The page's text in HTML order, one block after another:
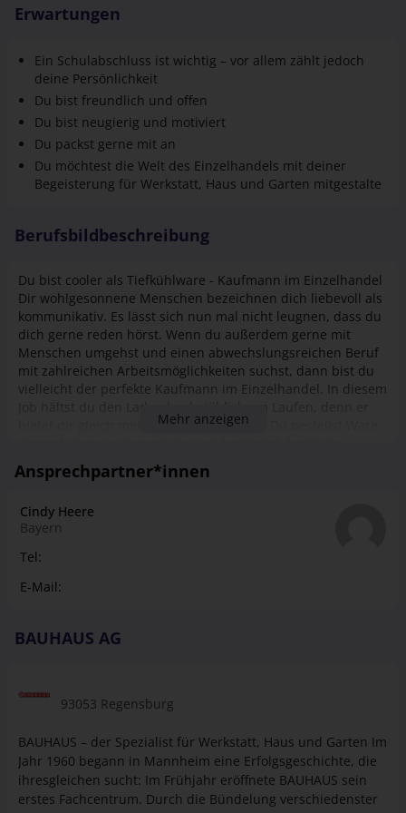
Erwartungen
Ein Schulabschluss ist wichtig – vor allem zählt jedoch
deine Persönlichkeit
Du bist freundlich und offen
Du bist neugierig und motiviert
Du packst gerne mit an
Du möchtest die Welt des Einzel­handels mit deiner
Begeisterung für Werkstatt, Haus und Garten mitgestalte
Berufsbildbeschreibung
Du bist cooler als Tiefkühlware - Kaufmann im Einzelhandel
Dir wohlgesonnene Menschen bezeichnen dich liebevoll als
kommunikativ. Es lässt sich nun mal nicht leugnen, dass du
dich gerne reden hörst. Wenn du außerdem gerne mit
Menschen umgehst und einen abwechslungsreichen Beruf
mit zahlreichen Arbeitsmöglichkeiten suchst, dann bist du
vielleicht der perfekte Kaufmann im Einzelhandel. In diesem
bietet dir gleich mehrere Einsatzgebiete. Du bestellst Ware,
Regale. Kunden berätst du fachkundig, bleibst auch bei den
ausgefallensten Anliegen oder Wünschen stets cool und
Kasse klingeln. Schon während deiner Ausbildung
unterstützen wir dich mit individuellen Weiter­bildungs­
möglichkeiten und machen aus dir einen echten Profi für
zeuge/Maschinen -Elektro/Leuchten/Elektro­installation -
Mehr anzeigen
Ansprechpartner*innen
Cindy Heere
Bayern
Tel:
E-Mail:
BAUHAUS AG
93053 Regensburg
BAUHAUS – der Spezialist für Werkstatt, Haus und Garten Im
Jahr 1960 begann in Mannheim eine Erfolgsgeschichte, die
ihresgleichen sucht: Im Frühjahr eröffnete BAUHAUS sein
erstes Fachcentrum. Durch die Bündelung verschiedenster